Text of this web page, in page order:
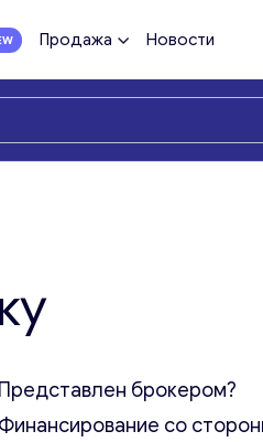
Продажа Новости
Представлен брокером?
Финансирование со